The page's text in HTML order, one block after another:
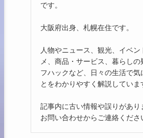
です。
大阪府出身、札幌在住です。
人物やニュース、観光、イベン
メ、商品・サービス、暮らしの
フハックなど、日々の生活で気
とをわかりやすく解説していま
記事内に古い情報や誤りがあり
お問い合わせからご連絡くださ